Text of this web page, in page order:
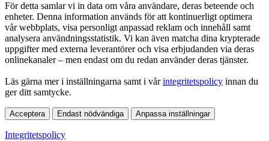
För detta samlar vi in data om våra användare, deras beteende och
enheter. Denna information används för att kontinuerligt optimera
vår webbplats, visa personligt anpassad reklam och innehåll samt
analysera användningsstatistik. Vi kan även matcha dina krypterade
uppgifter med externa leverantörer och visa erbjudanden via deras
onlinekanaler – men endast om du redan använder deras tjänster.
Läs gärna mer i inställningarna samt i vårintegritetspolicy innan du
ger ditt samtycke.
Acceptera Endast nödvändiga Anpassa inställningar
Integritetspolicy